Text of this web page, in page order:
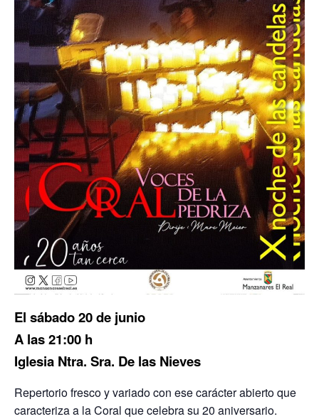
El sábado 20 de junio
A las 21:00 h
Iglesia Ntra. Sra. De las Nieves
Repertorio fresco y variado con ese carácter abierto que
caracteriza a la Coral que celebra su 20 aniversario.